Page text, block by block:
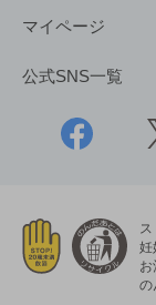
マイページ
公式SNS一覧
ス
妊
お
の